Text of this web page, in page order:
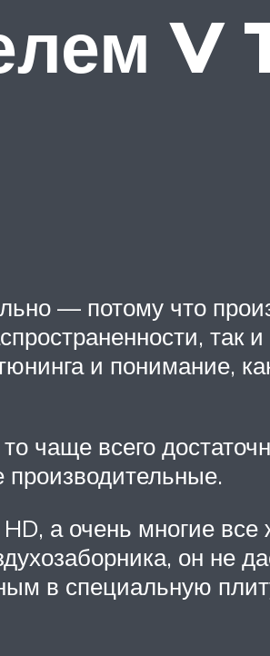
V
— потому что
так
и понимание,
чаще всего
а очень многие все
он не
в специальную